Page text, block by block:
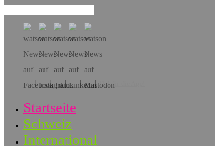
Hol dir die App!
Startseite
Schweiz
International